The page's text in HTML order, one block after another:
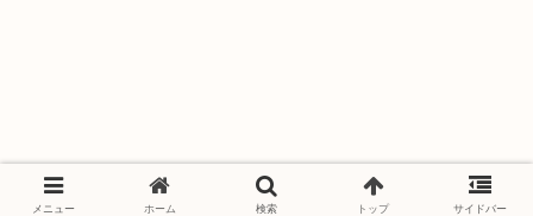
メニュー ホーム 検索 トップ サイドバー